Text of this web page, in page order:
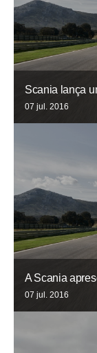
Scania lança
07 jul. 2016
A Scania
07 jul. 2016